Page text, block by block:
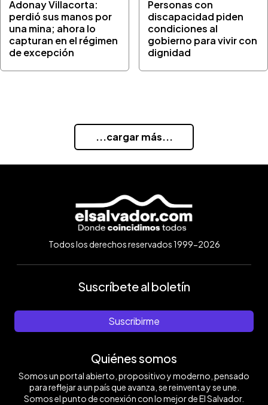
Adonay Villacorta:
perdió sus manos por
una mina; ahora lo
capturan en el régimen
de excepción
Personas con
discapacidad piden
condiciones al
gobierno para vivir con
dignidad
...cargar más...
Todos los derechos reservados 1999-2026
Suscríbete al boletín
Suscribirme
Quiénes somos
Somos un portal abierto, propositivo y moderno, pensado
para reflejar a un país que avanza, se reinventa y se une.
Somos el punto de conexión con lo mejor de El Salvador.